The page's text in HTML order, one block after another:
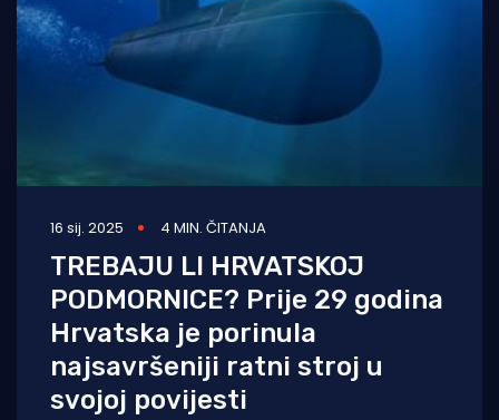
16 sij. 2025 4 MIN. ČITANJA
TREBAJU LI HRVATSKOJ
PODMORNICE? Prije 29 godina
Hrvatska je porinula
najsavršeniji ratni stroj u
svojoj povijesti